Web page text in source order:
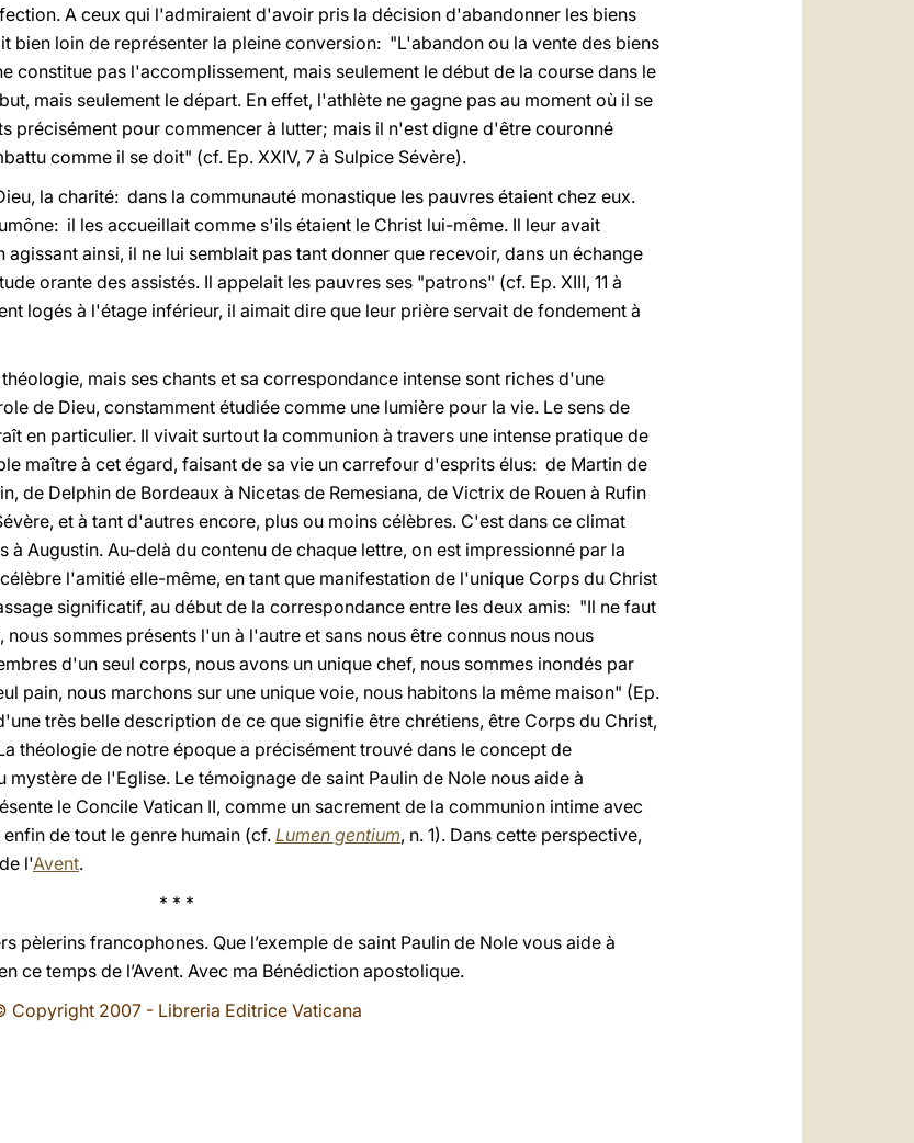
A ceux qui l'admiraient d'avoir pris la décision d'abandonner les biens
bien loin de représenter la pleine conversion: "L'abandon ou la vente des biens
constitue pas l'accomplissement, mais seulement le début de la course dans le
mais seulement le départ. En effet, l'athlète ne gagne pas au moment où il se
précisément pour commencer à lutter; mais il n'est digne d'être couronné
comme il se doit" (cf. Ep. XXIV, 7 à Sulpice Sévère).
la charité: dans la communauté monastique les pauvres étaient chez eux.
il les accueillait comme s'ils étaient le Christ lui-même. Il leur avait
agissant ainsi, il ne lui semblait pas tant donner que recevoir, dans un échange
orante des assistés. Il appelait les pauvres ses "patrons" (cf. Ep. XIII, 11 à
logés à l'étage inférieur, il aimait dire que leur prière servait de fondement à
mais ses chants et sa correspondance intense sont riches d'une
de Dieu, constamment étudiée comme une lumière pour la vie. Le sens de
en particulier. Il vivait surtout la communion à travers une intense pratique de
maître à cet égard, faisant de sa vie un carrefour d'esprits élus: de Martin de
de Delphin de Bordeaux à Nicetas de Remesiana, de Victrix de Rouen à Rufin
et à tant d'autres encore, plus ou moins célèbres. C'est dans ce climat
à Augustin. Au-delà du contenu de chaque lettre, on est impressionné par la
l'amitié elle-même, en tant que manifestation de l'unique Corps du Christ
significatif, au début de la correspondance entre les deux amis: "Il ne faut
sommes présents l'un à l'autre et sans nous être connus nous nous
d'un seul corps, nous avons un unique chef, nous sommes inondés par
pain, nous marchons sur une unique voie, nous habitons la même maison" (Ep.
très belle description de ce que signifie être chrétiens, être Corps du Christ,
théologie de notre époque a précisément trouvé dans le concept de
de l'Eglise. Le témoignage de saint Paulin de Nole nous aide à
le Concile Vatican II, comme un sacrement de la communion intime avec
de tout le genre humain (cf.Lumen gentium, n. 1). Dans cette perspective,
l'Avent.
* * *
pèlerins francophones. Que l’exemple de saint Paulin de Nole vous aide à
ce temps de l’Avent. Avec ma Bénédiction apostolique.
Copyright 2007 - Libreria Editrice Vaticana